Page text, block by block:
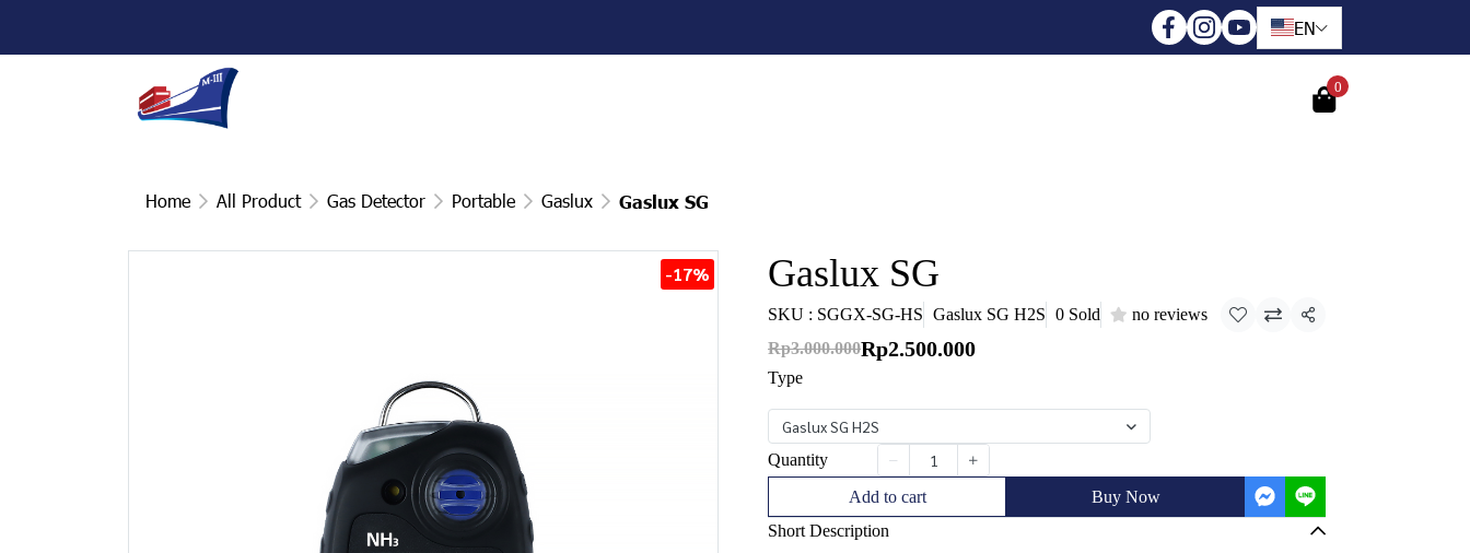
EN
0
Home All Product Gas Detector Portable Gaslux Gaslux SG
-17% Gaslux SG
SKU : SGGX-SG-HS Gaslux SG H2S 0 Sold no reviews
Share
Rp3.000.000Rp2.500.000
Type
Gaslux SG H2S
Quantity
Add to cart
Buy Now
Short Description